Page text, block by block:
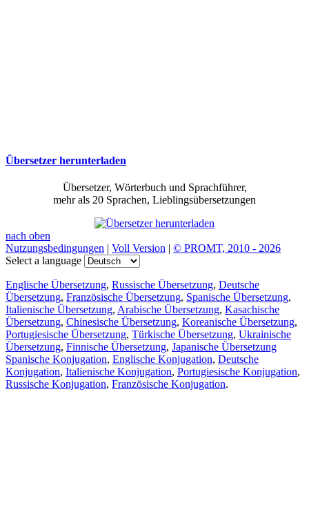
Übersetzer herunterladen
Übersetzer, Wörterbuch und Sprachführer,
mehr als 20 Sprachen, Lieblingsübersetzungen
nach oben
Nutzungsbedingungen | Voll Version | © PROMT, 2010 - 2026
Select a language
Englische Übersetzung, Russische Übersetzung, Deutsche
Übersetzung, Französische Übersetzung, Spanische Übersetzung,
Italienische Übersetzung, Arabische Übersetzung, Kasachische
Übersetzung, Chinesische Übersetzung, Koreanische Übersetzung,
Portugiesische Übersetzung, Türkische Übersetzung, Ukrainische
Übersetzung, Finnische Übersetzung, Japanische Übersetzung
Spanische Konjugation, Englische Konjugation, Deutsche
Konjugation, Italienische Konjugation, Portugiesische Konjugation,
Russische Konjugation, Französische Konjugation.